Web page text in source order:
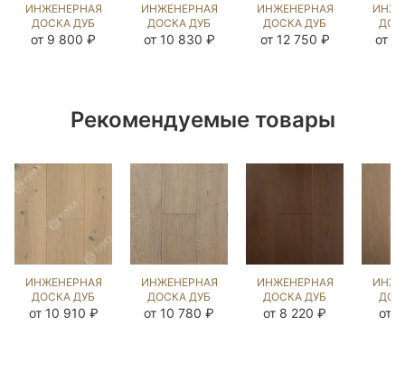
ИНЖЕНЕРНАЯ
ДОСКА ДУБ
МЕЛАССА
от 9 800 ₽
ИНЖЕНЕРНАЯ
ДОСКА ДУБ
ЭСТЕЙТ NEW
от 10 830 ₽
ИНЖЕНЕРНАЯ
ДОСКА ДУБ
БЬЁРН
от 12 750 ₽ от
Рекомендуемые товары
ИНЖЕНЕРНАЯ
ДОСКА ДУБ
ЭЛЬМ
от 10 910 ₽
ИНЖЕНЕРНАЯ
ДОСКА ДУБ
ЧЕСТ
от 10 780 ₽
ИНЖЕНЕРНАЯ
ДОСКА ДУБ
ЧЁРНЫЙ
от 8 220 ₽ от